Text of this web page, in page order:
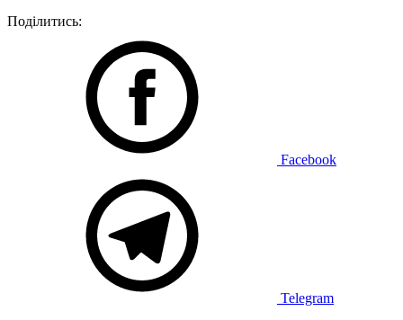
Поділитись:
Facebook
Telegram